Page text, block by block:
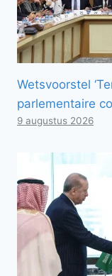
Wetsvoorstel
parlementaire
9 augustus 2026